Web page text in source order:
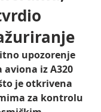
upozorenje
iz A320
je otkrivena
za kontrolu